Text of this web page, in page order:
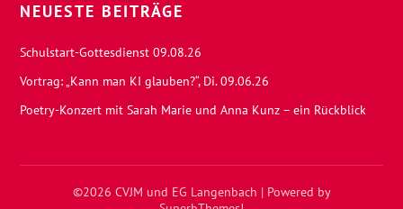
NEUESTE BEITRÄGE
Schulstart-Gottesdienst 09.08.26
Vortrag: „Kann man KI glauben?“, Di. 09.06.26
Poetry-Konzert mit Sarah Marie und Anna Kunz – ein Rückblick
©2026 CVJM und EG Langenbach | Powered by